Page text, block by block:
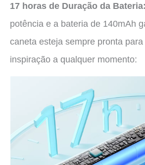
17 horas de Duração da Bateria:
potência e a bateria de 140mAh
caneta esteja sempre pronta
inspiração a qualquer momento: